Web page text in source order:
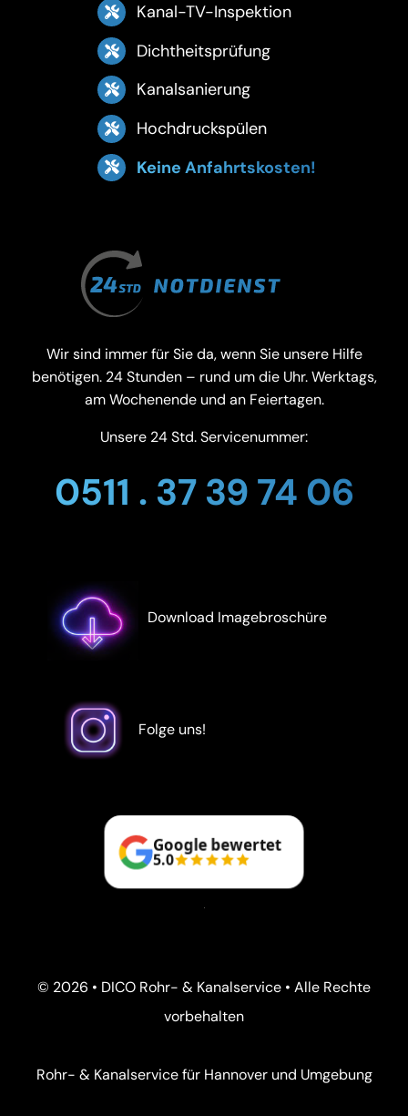
Kanal-TV-Inspektion
Dichtheitsprüfung
Kanalsanierung
Hochdruckspülen
Keine Anfahrtskosten!
Wir sind immer für Sie da, wenn Sie unsere Hilfe
benötigen. 24 Stunden – rund um die Uhr. Werktags,
am Wochenende und an Feiertagen.
Unsere 24 Std. Servicenummer:
0511 . 37 39 74 06
Download Imagebroschüre
Folge uns!
Google bewertet
5.0
© 2026 • DICO Rohr- & Kanalservice • Alle Rechte
vorbehalten
Rohr- & Kanalservice für Hannover und Umgebung